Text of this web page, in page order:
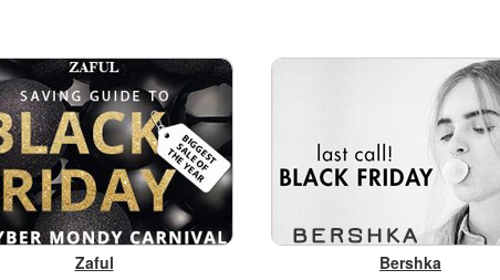
Zaful Bershka